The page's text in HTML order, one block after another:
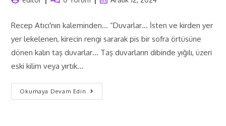
Recep Atıcı'nın kaleminden... “Duvarlar… İsten ve kirden yer
yer lekelenen, kirecin rengi sararak pis bir sofra örtüsüne
dönen kalın taş duvarlar… Taş duvarların dibinde yığılı, üzeri
eski kilim veya yırtık…
Okumaya Devam Edin